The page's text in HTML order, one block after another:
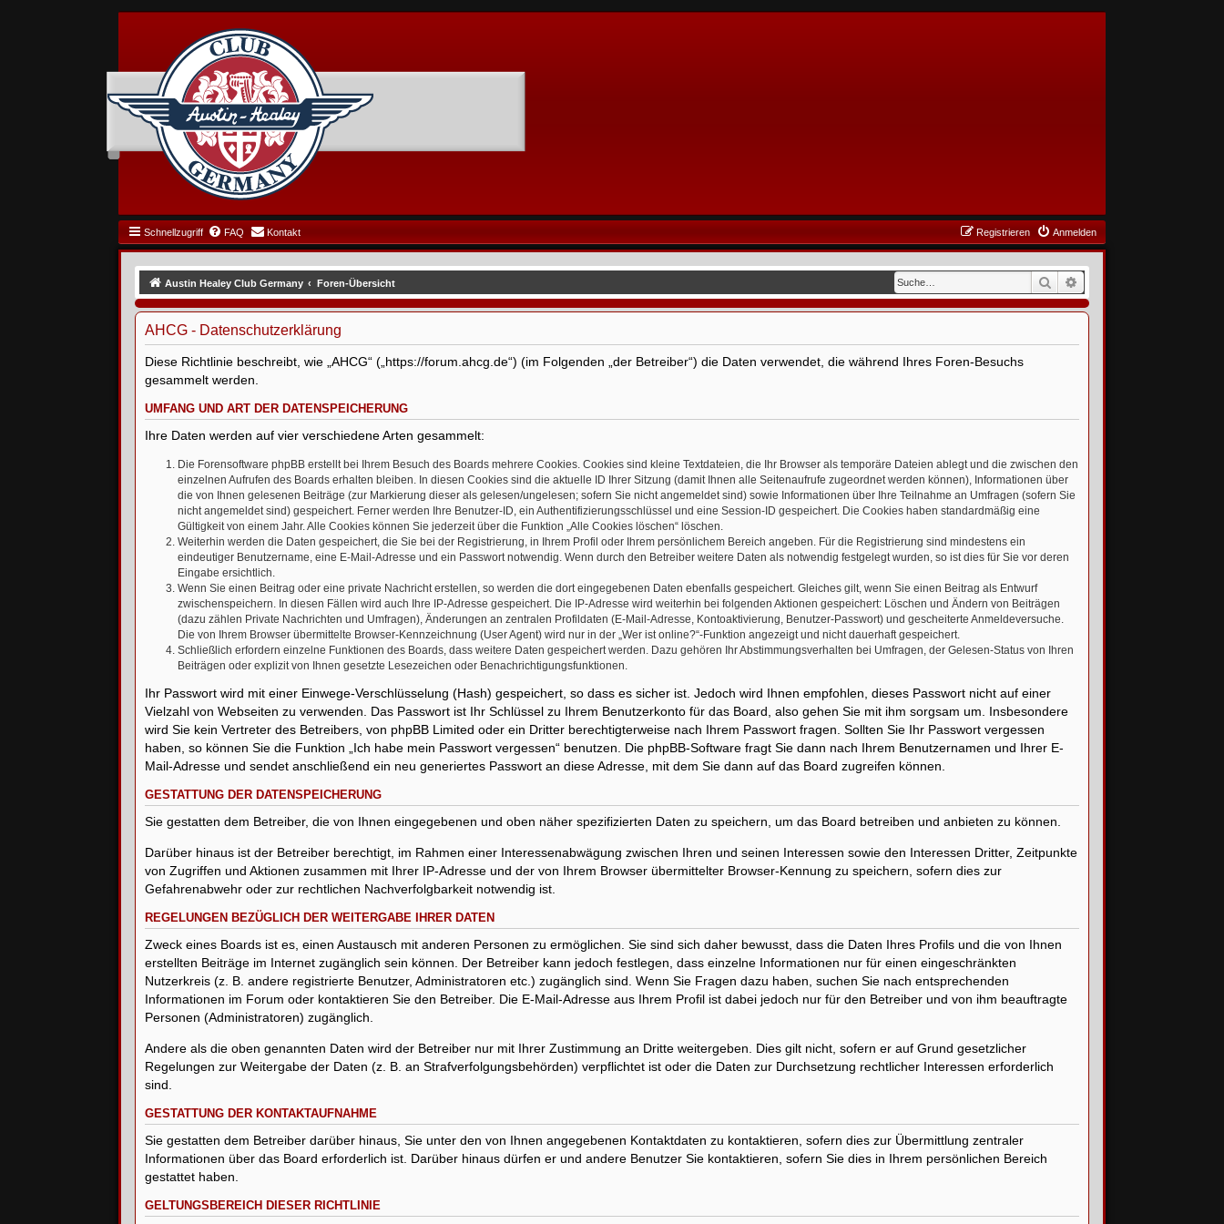
Schnellzugriff FAQ Kontakt Anmelden
Registrieren
Suche
Austin Healey Club Germany Foren-Übersicht
AHCG - Datenschutzerklärung
Diese Richtlinie beschreibt, wie „AHCG“ („https://forum.ahcg.de“) (im Folgenden „der Betreiber“) die Daten verwendet, die während Ihres Foren-Besuchs
gesammelt werden.
UMFANG UND ART DER DATENSPEICHERUNG
Ihre Daten werden auf vier verschiedene Arten gesammelt:
Die Forensoftware phpBB erstellt bei Ihrem Besuch des Boards mehrere Cookies. Cookies sind kleine Textdateien, die Ihr Browser als temporäre Dateien ablegt und die zwischen den
einzelnen Aufrufen des Boards erhalten bleiben. In diesen Cookies sind die aktuelle ID Ihrer Sitzung (damit Ihnen alle Seitenaufrufe zugeordnet werden können), Informationen über
die von Ihnen gelesenen Beiträge (zur Markierung dieser als gelesen/ungelesen; sofern Sie nicht angemeldet sind) sowie Informationen über Ihre Teilnahme an Umfragen (sofern Sie
nicht angemeldet sind) gespeichert. Ferner werden Ihre Benutzer-ID, ein Authentifizierungsschlüssel und eine Session-ID gespeichert. Die Cookies haben standardmäßig eine
Gültigkeit von einem Jahr. Alle Cookies können Sie jederzeit über die Funktion „Alle Cookies löschen“ löschen.
Weiterhin werden die Daten gespeichert, die Sie bei der Registrierung, in Ihrem Profil oder Ihrem persönlichem Bereich angeben. Für die Registrierung sind mindestens ein
eindeutiger Benutzername, eine E-Mail-Adresse und ein Passwort notwendig. Wenn durch den Betreiber weitere Daten als notwendig festgelegt wurden, so ist dies für Sie vor deren
Eingabe ersichtlich.
Wenn Sie einen Beitrag oder eine private Nachricht erstellen, so werden die dort eingegebenen Daten ebenfalls gespeichert. Gleiches gilt, wenn Sie einen Beitrag als Entwurf
zwischenspeichern. In diesen Fällen wird auch Ihre IP-Adresse gespeichert. Die IP-Adresse wird weiterhin bei folgenden Aktionen gespeichert: Löschen und Ändern von Beiträgen
(dazu zählen Private Nachrichten und Umfragen), Änderungen an zentralen Profildaten (E-Mail-Adresse, Kontoaktivierung, Benutzer-Passwort) und gescheiterte Anmeldeversuche.
Die von Ihrem Browser übermittelte Browser-Kennzeichnung (User Agent) wird nur in der „Wer ist online?“-Funktion angezeigt und nicht dauerhaft gespeichert.
Schließlich erfordern einzelne Funktionen des Boards, dass weitere Daten gespeichert werden. Dazu gehören Ihr Abstimmungsverhalten bei Umfragen, der Gelesen-Status von Ihren
Beiträgen oder explizit von Ihnen gesetzte Lesezeichen oder Benachrichtigungsfunktionen.
Ihr Passwort wird mit einer Einwege-Verschlüsselung (Hash) gespeichert, so dass es sicher ist. Jedoch wird Ihnen empfohlen, dieses Passwort nicht auf einer
Vielzahl von Webseiten zu verwenden. Das Passwort ist Ihr Schlüssel zu Ihrem Benutzerkonto für das Board, also gehen Sie mit ihm sorgsam um. Insbesondere
wird Sie kein Vertreter des Betreibers, von phpBB Limited oder ein Dritter berechtigterweise nach Ihrem Passwort fragen. Sollten Sie Ihr Passwort vergessen
haben, so können Sie die Funktion „Ich habe mein Passwort vergessen“ benutzen. Die phpBB-Software fragt Sie dann nach Ihrem Benutzernamen und Ihrer E-
Mail-Adresse und sendet anschließend ein neu generiertes Passwort an diese Adresse, mit dem Sie dann auf das Board zugreifen können.
GESTATTUNG DER DATENSPEICHERUNG
Sie gestatten dem Betreiber, die von Ihnen eingegebenen und oben näher spezifizierten Daten zu speichern, um das Board betreiben und anbieten zu können.
Darüber hinaus ist der Betreiber berechtigt, im Rahmen einer Interessenabwägung zwischen Ihren und seinen Interessen sowie den Interessen Dritter, Zeitpunkte
von Zugriffen und Aktionen zusammen mit Ihrer IP-Adresse und der von Ihrem Browser übermittelter Browser-Kennung zu speichern, sofern dies zur
Gefahrenabwehr oder zur rechtlichen Nachverfolgbarkeit notwendig ist.
REGELUNGEN BEZÜGLICH DER WEITERGABE IHRER DATEN
Zweck eines Boards ist es, einen Austausch mit anderen Personen zu ermöglichen. Sie sind sich daher bewusst, dass die Daten Ihres Profils und die von Ihnen
erstellten Beiträge im Internet zugänglich sein können. Der Betreiber kann jedoch festlegen, dass einzelne Informationen nur für einen eingeschränkten
Nutzerkreis (z. B. andere registrierte Benutzer, Administratoren etc.) zugänglich sind. Wenn Sie Fragen dazu haben, suchen Sie nach entsprechenden
Informationen im Forum oder kontaktieren Sie den Betreiber. Die E-Mail-Adresse aus Ihrem Profil ist dabei jedoch nur für den Betreiber und von ihm beauftragte
Personen (Administratoren) zugänglich.
Andere als die oben genannten Daten wird der Betreiber nur mit Ihrer Zustimmung an Dritte weitergeben. Dies gilt nicht, sofern er auf Grund gesetzlicher
Regelungen zur Weitergabe der Daten (z. B. an Strafverfolgungsbehörden) verpflichtet ist oder die Daten zur Durchsetzung rechtlicher Interessen erforderlich
sind.
GESTATTUNG DER KONTAKTAUFNAHME
Sie gestatten dem Betreiber darüber hinaus, Sie unter den von Ihnen angegebenen Kontaktdaten zu kontaktieren, sofern dies zur Übermittlung zentraler
Informationen über das Board erforderlich ist. Darüber hinaus dürfen er und andere Benutzer Sie kontaktieren, sofern Sie dies in Ihrem persönlichen Bereich
gestattet haben.
GELTUNGSBEREICH DIESER RICHTLINIE